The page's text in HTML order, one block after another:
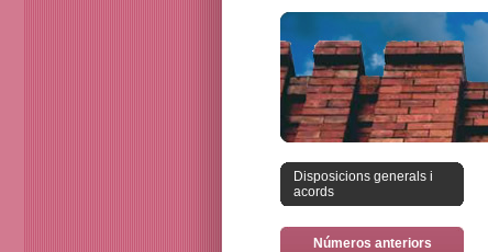
Disposicions generals i
acords
Números anteriors